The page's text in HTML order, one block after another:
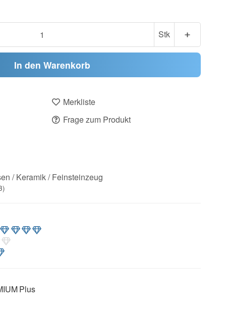
Stk
In den Warenkorb
Merkliste
Frage zum Produkt
/ Keramik / Feinsteinzeug
Plus